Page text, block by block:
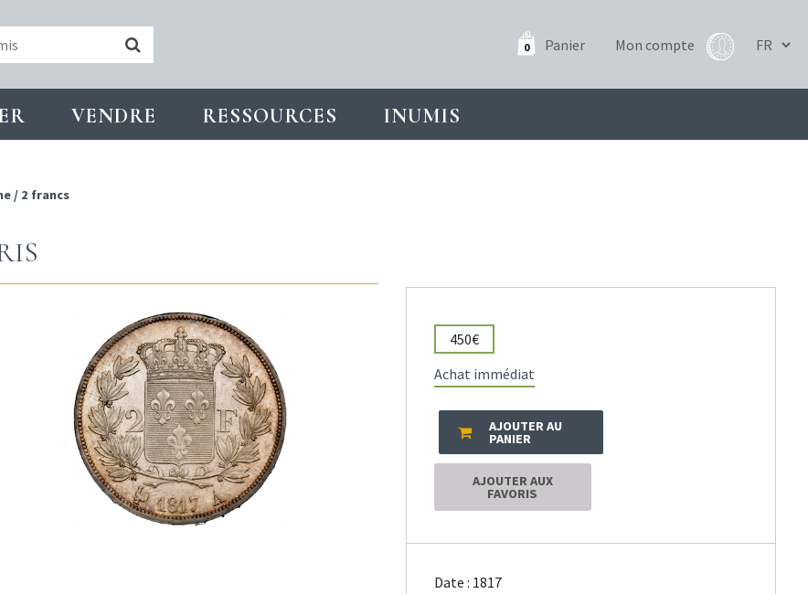
0 Panier Mon compte
VENDRE RESSOURCES INUMIS
/ 2 francs
450€
Achat immédiat
AJOUTER AU
PANIER
AJOUTER AUX
FAVORIS
Date : 1817